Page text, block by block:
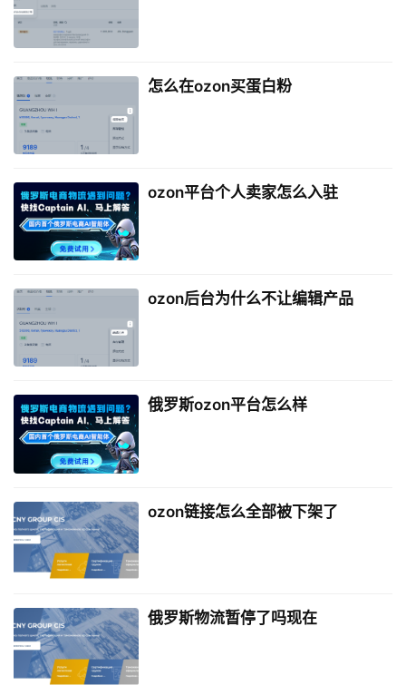
怎么在ozon买蛋白粉
ozon平台个人卖家怎么入驻
ozon后台为什么不让编辑产品
俄罗斯ozon平台怎么样
ozon链接怎么全部被下架了
俄罗斯物流暂停了吗现在